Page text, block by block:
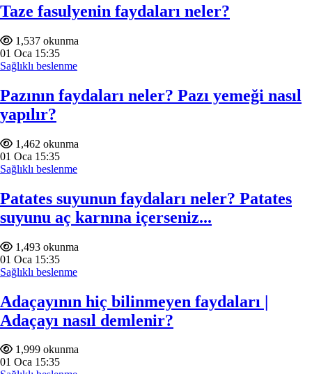
Taze fasulyenin faydaları neler?
1,537 okunma
01 Oca 15:35
Sağlıklı beslenme
Pazının faydaları neler? Pazı yemeği nasıl
yapılır?
1,462 okunma
01 Oca 15:35
Sağlıklı beslenme
Patates suyunun faydaları neler? Patates
suyunu aç karnına içerseniz...
1,493 okunma
01 Oca 15:35
Sağlıklı beslenme
Adaçayının hiç bilinmeyen faydaları |
Adaçayı nasıl demlenir?
1,999 okunma
01 Oca 15:35